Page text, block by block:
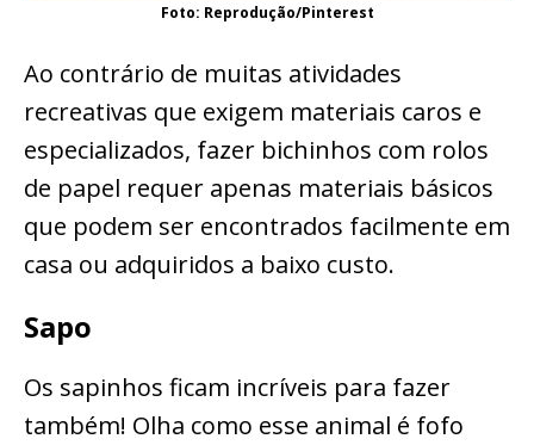
Foto: Reprodução/Pinterest
Ao contrário de muitas atividades
recreativas que exigem materiais caros e
especializados, fazer bichinhos com rolos
de papel requer apenas materiais básicos
que podem ser encontrados facilmente em
casa ou adquiridos a baixo custo.
Sapo
Os sapinhos ficam incríveis para fazer
também! Olha como esse animal é fofo